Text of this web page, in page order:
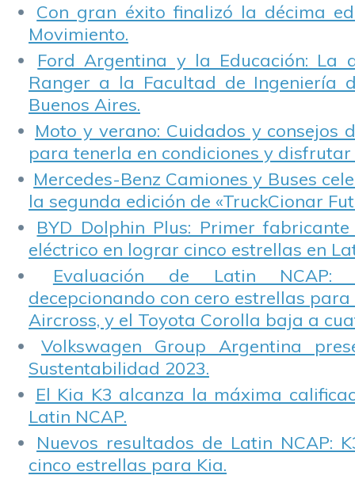
Con gran éxito finalizó la décima
Movimiento.
Ford Argentina y la Educación: La
Ranger a la Facultad de Ingeniería
Buenos Aires.
Moto y verano: Cuidados y consejos
para tenerla en condiciones y disfrutar
Mercedes-Benz Camiones y Buses
la segunda edición de «TruckCionar
BYD Dolphin Plus: Primer
eléctrico en lograr cinco estrellas en
Evaluación de Latin NCAP:
decepcionando con cero estrellas para
Aircross, y el Toyota Corolla baja a
Volkswagen Group Argentina
Sustentabilidad 2023.
El Kia K3 alcanza la máxima
Latin NCAP.
Nuevos resultados de Latin NCAP:
cinco estrellas para Kia.